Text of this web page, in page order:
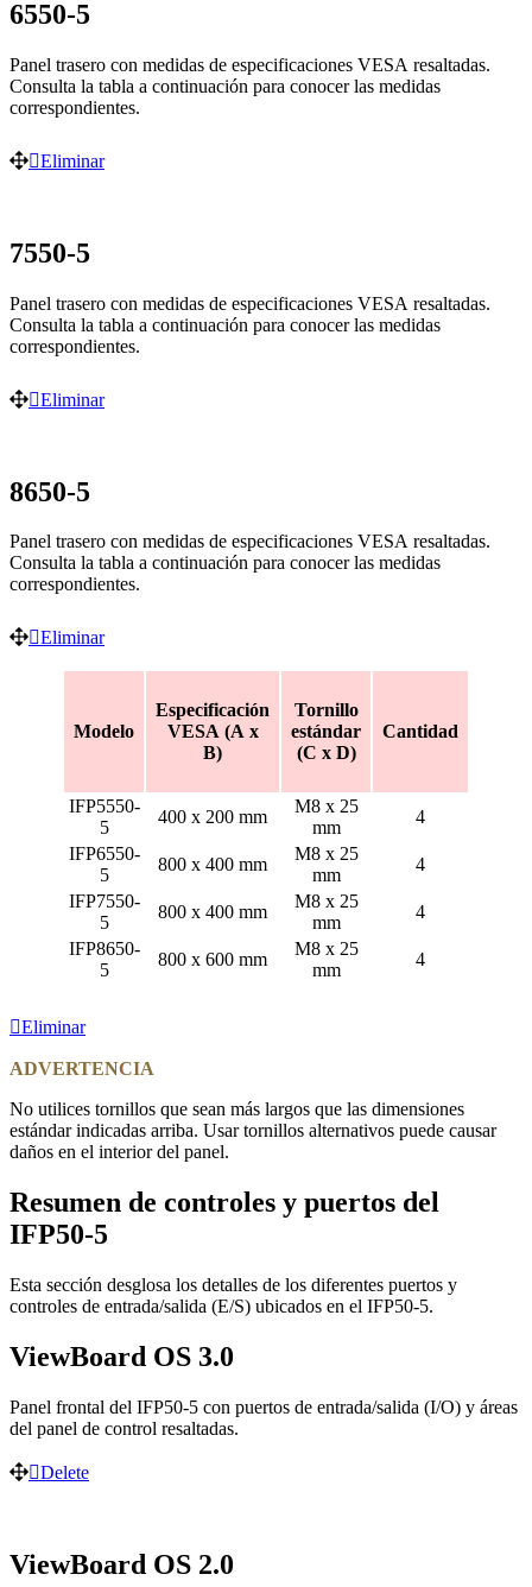
6550-5
Panel trasero con medidas de especificaciones VESA resaltadas.
Consulta la tabla a continuación para conocer las medidas
correspondientes.
Eliminar
7550-5
Panel trasero con medidas de especificaciones VESA resaltadas.
Consulta la tabla a continuación para conocer las medidas
correspondientes.
Eliminar
8650-5
Panel trasero con medidas de especificaciones VESA resaltadas.
Consulta la tabla a continuación para conocer las medidas
correspondientes.
Eliminar
Modelo
Especificación
VESA (A x
B)
Tornillo
estándar
(C x D)
Cantidad
IFP5550-
5
400 x 200 mm
M8 x 25
mm
4
IFP6550-
5
800 x 400 mm
M8 x 25
mm
4
IFP7550-
5
800 x 400 mm
M8 x 25
mm
4
IFP8650-
5
800 x 600 mm
M8 x 25
mm
4
Eliminar
ADVERTENCIA
No utilices tornillos que sean más largos que las dimensiones
estándar indicadas arriba. Usar tornillos alternativos puede causar
daños en el interior del panel.
Resumen de controles y puertos del
IFP50-5
Esta sección desglosa los detalles de los diferentes puertos y
controles de entrada/salida (E/S) ubicados en el IFP50-5.
ViewBoard OS 3.0
Panel frontal del IFP50-5 con puertos de entrada/salida (I/O) y áreas
del panel de control resaltadas.
Delete
ViewBoard OS 2.0